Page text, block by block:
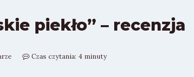
piekło” – recenzja
Czas czytania: 4 minuty